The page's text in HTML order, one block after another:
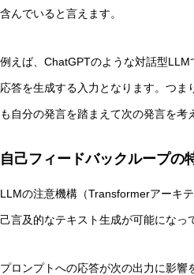
含んでいると言えます。
例えば、ChatGPTのような対話型
応答を生成する入力となります。つ
も自分の発言を踏まえて次の発言を考
自己フィードバックループの
LLMの注意機構（Transformerアーキ
己言及的なテキスト生成が可能になっ
プロンプトへの応答が次の出力に影